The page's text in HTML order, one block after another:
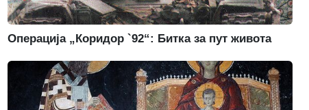
Операција „Коридор `92“: Битка за пут живота